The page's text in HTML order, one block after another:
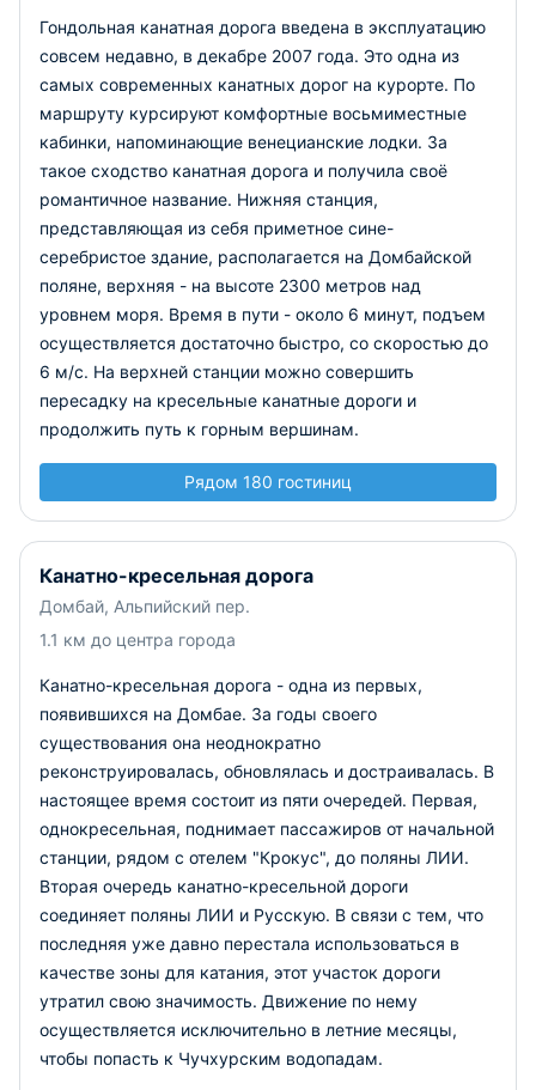
Гондольная канатная дорога введена в эксплуатацию
совсем недавно, в декабре 2007 года. Это одна из
самых современных канатных дорог на курорте. По
маршруту курсируют комфортные восьмиместные
кабинки, напоминающие венецианские лодки. За
такое сходство канатная дорога и получила своё
романтичное название. Нижняя станция,
представляющая из себя приметное сине-
серебристое здание, располагается на Домбайской
поляне, верхняя - на высоте 2300 метров над
уровнем моря. Время в пути - около 6 минут, подъем
осуществляется достаточно быстро, со скоростью до
6 м/с. На верхней станции можно совершить
пересадку на кресельные канатные дороги и
продолжить путь к горным вершинам.
Рядом 180 гостиниц
Канатно-кресельная дорога
Домбай, Альпийский пер.
1.1 км до центра города
Канатно-кресельная дорога - одна из первых,
появившихся на Домбае. За годы своего
существования она неоднократно
реконструировалась, обновлялась и достраивалась. В
настоящее время состоит из пяти очередей. Первая,
однокресельная, поднимает пассажиров от начальной
станции, рядом с отелем "Крокус", до поляны ЛИИ.
Вторая очередь канатно-кресельной дороги
соединяет поляны ЛИИ и Русскую. В связи с тем, что
последняя уже давно перестала использоваться в
качестве зоны для катания, этот участок дороги
утратил свою значимость. Движение по нему
осуществляется исключительно в летние месяцы,
чтобы попасть к Чучхурским водопадам.